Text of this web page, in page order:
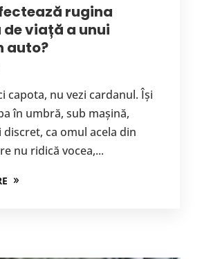
rugina
viață a unui
auto?
capota, nu vezi cardanul. Își
în umbră, sub mașină,
ca omul acela din
nu ridică vocea,...